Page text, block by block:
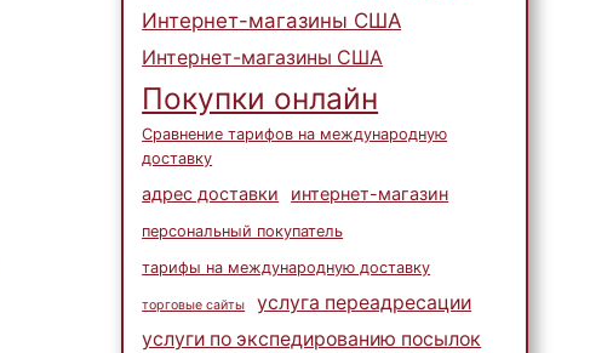
Интернет-магазины США
Интернет-магазины США
Покупки онлайн
Сравнение тарифов на международную
доставку
адрес доставки интернет-магазин
персональный покупатель
тарифы на международную доставку
торговые сайты
услуга переадресации
услуги по экспедированию посылок